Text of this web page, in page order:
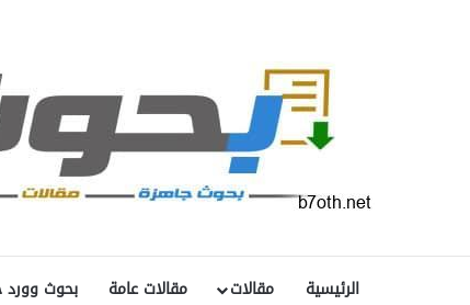
الرئيسية مقالات مقالات عامة بحوث وورد